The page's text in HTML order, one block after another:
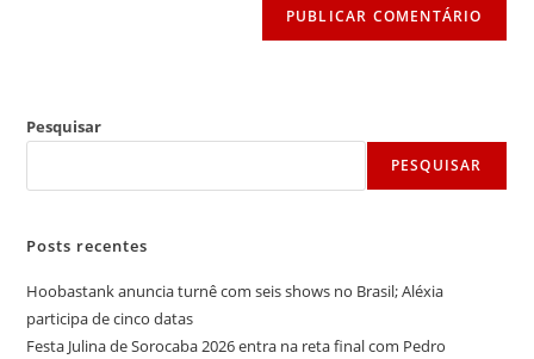
Pesquisar
PESQUISAR
Posts recentes
Hoobastank anuncia turnê com seis shows no Brasil; Aléxia
participa de cinco datas
Festa Julina de Sorocaba 2026 entra na reta final com Pedro